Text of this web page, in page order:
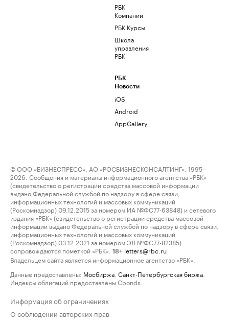
РБК
Компании
РБК Курсы
Школа
управления
РБК
РБК
Новости
iOS
Android
AppGallery
© ООО «БИЗНЕСПРЕСС», АО «РОСБИЗНЕСКОНСАЛТИНГ», 1995–
2026. Сообщения и материалы информационного агентства «РБК»
(свидетельство о регистрации средства массовой информации
выдано Федеральной службой по надзору в сфере связи,
информационных технологий и массовых коммуникаций
(Роскомнадзор) 09.12.2015 за номером ИА №ФС77-63848) и сетевого
издания «РБК» (свидетельство о регистрации средства массовой
информации выдано Федеральной службой по надзору в сфере связи,
информационных технологий и массовых коммуникаций
(Роскомнадзор) 03.12.2021 за номером ЭЛ №ФС77-82385)
сопровождаются пометкой «РБК».
18+ letters@rbc.ru
Владельцем сайта является информационное агентство «РБК».
Данные предоставлены: Мосбиржа Санкт-Петербургская биржа
Индексы облигаций предоставлены Cbonds.
Информация об ограничениях
О соблюдении авторских прав